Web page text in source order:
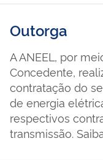
Outorga
A ANEEL, por
Concedente,
contratação do
de energia
respectivos
transmissão.